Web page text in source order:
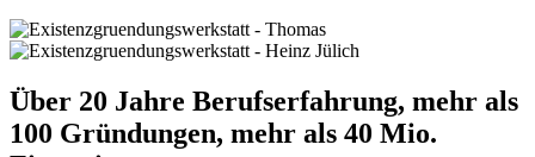
Über 20 Jahre Berufserfahrung, mehr als
100 Gründungen, mehr als 40 Mio.